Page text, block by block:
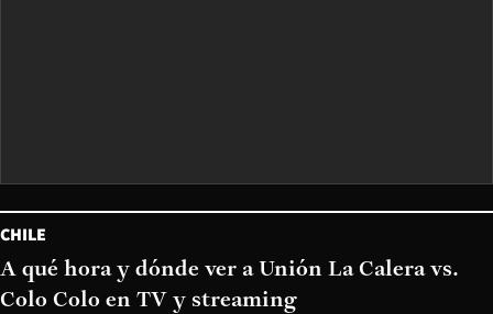
CHILE
A qué hora y dónde ver a Unión La Calera vs.
Colo Colo en TV y streaming